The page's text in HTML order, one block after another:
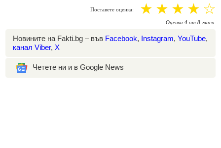
Поставете оценка: ☆
☆
☆
☆
☆
Оценка 4 от 8 гласа.
Новините на Fakti.bg – във Facebook, Instagram, YouTube,
канал Viber, X
Четете ни и в Google News